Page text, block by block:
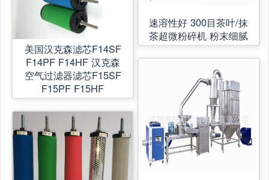
美国汉克森滤芯F14SF
F14PF F14HF 汉克森
空气过滤器滤芯F15SF
F15PF F15HF
速溶性好 300目茶叶/抹
茶超微粉碎机 粉末细腻